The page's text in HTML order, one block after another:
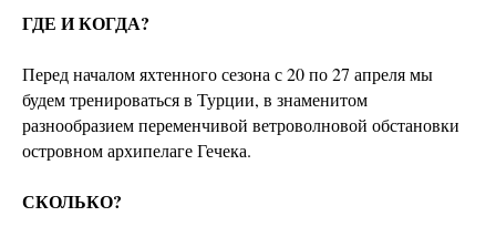
ГДЕ И КОГДА?
Перед началом яхтенного сезона с 20 по 27 апреля мы
будем тренироваться в Турции, в знаменитом
разнообразием переменчивой ветроволновой обстановки
островном архипелаге Гечека.
СКОЛЬКО?